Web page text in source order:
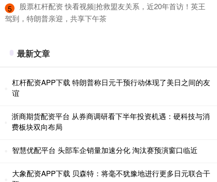
5
​股票杠杆配资 快看视频|抢救盟友关系，近20年首访！英王
驾到，特朗普亲迎，共享下午茶
最新文章
杠杆配资APP下载 特朗普称日元干预行动体现了美日之间的友
谊
浙商期货配资平台 从券商调研看下半年投资机遇：硬科技与消
费板块双向布局
智慧优配平台 头部车企销量加速分化 淘汰赛预演窗口临近
大象配资APP下载 贝森特：将毫不犹豫地进行更多日元联合干